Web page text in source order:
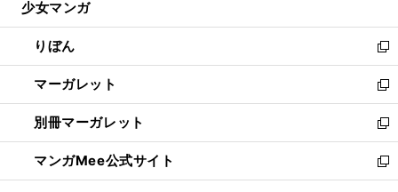
開
く
ウ
で
開
く
ン
ド
ウ
で
開
く
ウ
ィ
ン
ド
ウ
で
開
く
少女マンガ
りぼん
新
し
い
ウ
ィ
ン
ド
ウ
マーガレット
新
し
い
ウ
ィ
ン
別冊マーガレット
新
し
い
ウ
マンガMee公式サイト
新
し